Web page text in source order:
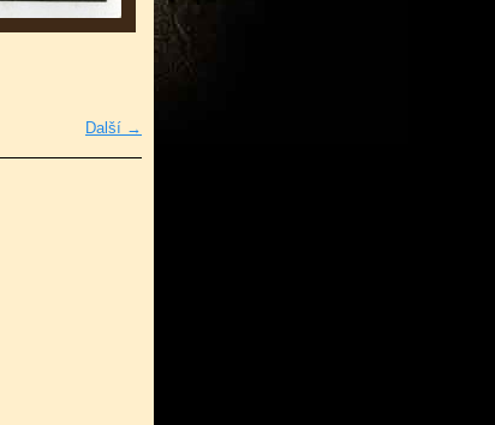
Další →